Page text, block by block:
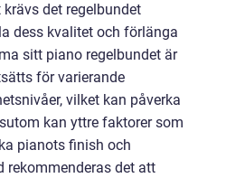
det regelbundet
dess kvalitet och förlänga
sitt piano regelbundet är
för varierande
vilket kan påverka
kan yttre faktorer som
pianots finish och
rekommenderas det att